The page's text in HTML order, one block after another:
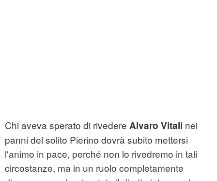
Chi aveva sperato di rivedere Alvaro Vitali nei
panni del solito Pierino dovrà subito mettersi
l'animo in pace, perché non lo rivedremo in tali
circostanze, ma in un ruolo completamente